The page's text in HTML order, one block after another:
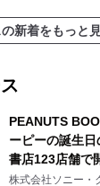
新着をもっと
PEANUTS
ーピーの誕生
書店123店舗で
株式会社ソニー・